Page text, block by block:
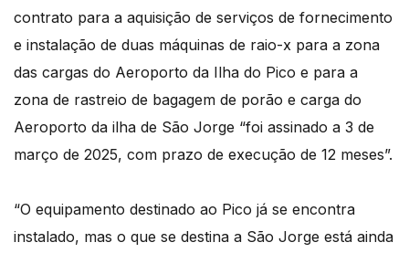
contrato para a aquisição de serviços de fornecimento
e instalação de duas máquinas de raio-x para a zona
das cargas do Aeroporto da Ilha do Pico e para a
zona de rastreio de bagagem de porão e carga do
Aeroporto da ilha de São Jorge “foi assinado a 3 de
março de 2025, com prazo de execução de 12 meses”.
“O equipamento destinado ao Pico já se encontra
instalado, mas o que se destina a São Jorge está ainda